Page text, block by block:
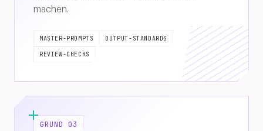
machen.
MASTER-PROMPTS OUTPUT-STANDARDS
REVIEW-CHECKS
GRUND 03